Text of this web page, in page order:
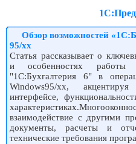
Обзор возможностей
95/xx
Статья рассказывает о
и особенностях работы
"1С:Бухгалтерия 6" в
Windows95/xx,
интерфейсе,
взаимодействие с другими
документы, расчеты и
технические требования